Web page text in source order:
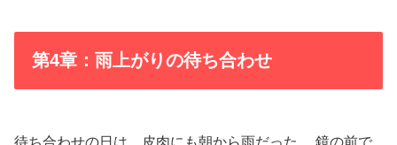
第4章：雨上がりの待ち合わせ